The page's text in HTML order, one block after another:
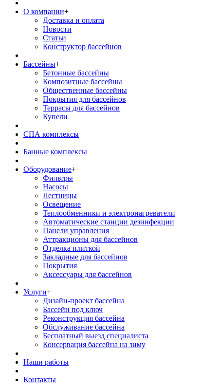
О компании+
Доставка и оплата
Новости
Статьи
Конструктор бассейнов
Бассейны+
Бетонные бассейны
Композитные бассейны
Общественные бассейны
Покрытия для бассейнов
Террасы для бассейнов
Купели
СПА комплексы
Банные комплексы
Оборудование+
Фильтры
Насосы
Лестницы
Освещение
Теплообменники и электронагреватели
Автоматические станции дезинфекции
Панели управления
Аттракционы для бассейнов
Отделка плиткой
Закладные для бассейнов
Покрытия
Аксессуары для бассейнов
Услуги+
Дизайн-проект бассейна
Бассейн под ключ
Реконструкция бассейна
Обслуживание бассейна
Бесплатный выезд специалиста
Консервация бассейна на зиму
Наши работы
Контакты